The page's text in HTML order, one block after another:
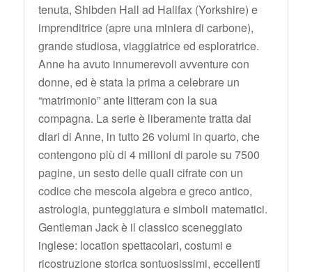
tenuta, Shibden Hall ad Halifax (Yorkshire) e
imprenditrice (apre una miniera di carbone),
grande studiosa, viaggiatrice ed esploratrice.
Anne ha avuto innumerevoli avventure con
donne, ed è stata la prima a celebrare un
“matrimonio” ante litteram con la sua
compagna. La serie è liberamente tratta dai
diari di Anne, in tutto 26 volumi in quarto, che
contengono più di 4 milioni di parole su 7500
pagine, un sesto delle quali cifrate con un
codice che mescola algebra e greco antico,
astrologia, punteggiatura e simboli matematici.
Gentleman Jack è il classico sceneggiato
inglese: location spettacolari, costumi e
ricostruzione storica sontuosissimi, eccellenti